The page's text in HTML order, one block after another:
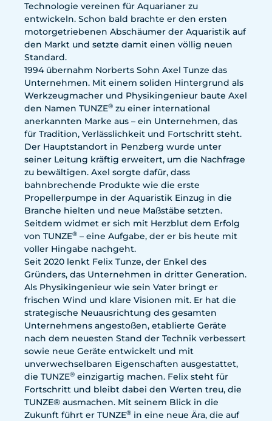
Technologie vereinen für Aquarianer zu
entwickeln. Schon bald brachte er den ersten
motorgetriebenen Abschäumer der Aquaristik auf
den Markt und setzte damit einen völlig neuen
Standard.
1994 übernahm Norberts Sohn Axel Tunze das
Unternehmen. Mit einem soliden Hintergrund als
Werkzeugmacher und Physikingenieur baute Axel
den Namen TUNZE® zu einer international
anerkannten Marke aus – ein Unternehmen, das
für Tradition, Verlässlichkeit und Fortschritt steht.
Der Hauptstandort in Penzberg wurde unter
seiner Leitung kräftig erweitert, um die Nachfrage
zu bewältigen. Axel sorgte dafür, dass
bahnbrechende Produkte wie die erste
Propellerpumpe in der Aquaristik Einzug in die
Branche hielten und neue Maßstäbe setzten.
Seitdem widmet er sich mit Herzblut dem Erfolg
von TUNZE® – eine Aufgabe, der er bis heute mit
voller Hingabe nachgeht.
Seit 2020 lenkt Felix Tunze, der Enkel des
Gründers, das Unternehmen in dritter Generation.
Als Physikingenieur wie sein Vater bringt er
frischen Wind und klare Visionen mit. Er hat die
strategische Neuausrichtung des gesamten
Unternehmens angestoßen, etablierte Geräte
nach dem neuesten Stand der Technik verbessert
sowie neue Geräte entwickelt und mit
unverwechselbaren Eigenschaften ausgestattet,
die TUNZE® einzigartig machen. Felix steht für
Fortschritt und bleibt dabei den Werten treu, die
TUNZE® ausmachen. Mit seinem Blick in die
Zukunft führt er TUNZE® in eine neue Ära, die auf